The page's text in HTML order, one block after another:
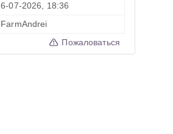
6-07-2026, 18:36
FarmAndrei
Пожаловаться